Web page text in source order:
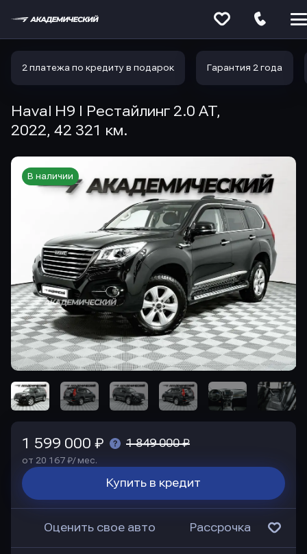
2 платежа по кредиту в подарок Гарантия 2 года
Haval H9 I Рестайлинг 2.0 AT,
2022, 42 321 км.
В наличии
1 599 000 ₽ 1 849 000 ₽
от 20 167 ₽/ мес.
Купить в кредит
Оценить свое авто Рассрочка